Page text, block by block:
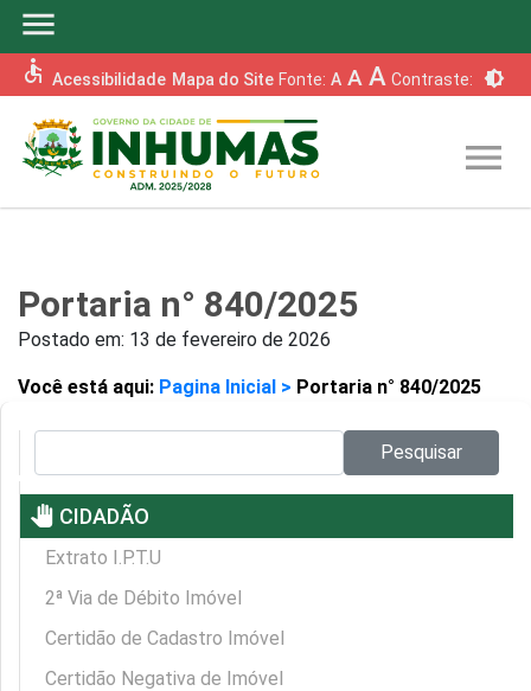
menu
accessible Acessibilidade Mapa do Site Fonte: A A A Contraste: brightness_6
menu
Portaria n° 840/2025
Postado em: 13 de fevereiro de 2026
Você está aqui: Pagina Inicial > Portaria n° 840/2025
Pesquisar
pan_tool CIDADÃO
Extrato I.P.T.U
2ª Via de Débito Imóvel
Certidão de Cadastro Imóvel
Certidão Negativa de Imóvel